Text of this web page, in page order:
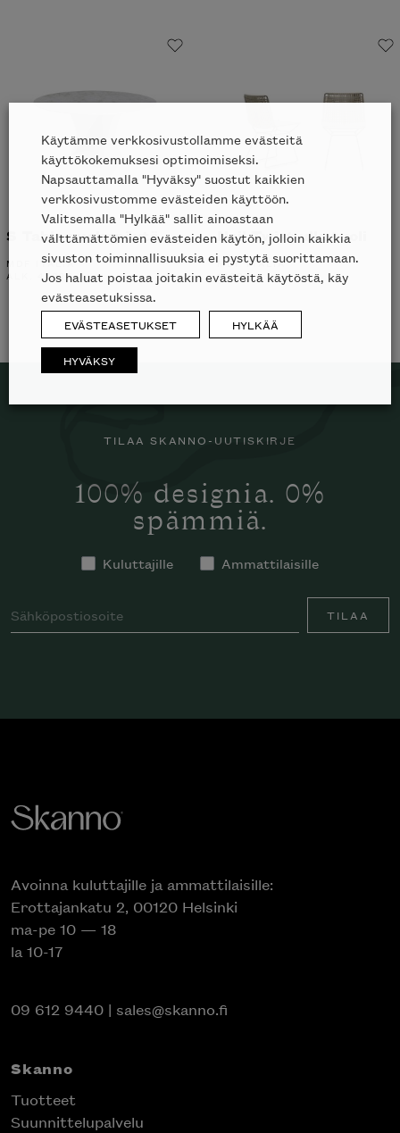
S Table ruokapöytä
MDF ITALIA
ALK. 4702 €
Neil Twist ulkotuoli
MDF ITALIA
1430€
TILAA SKANNO-UUTISKIRJE
100% designia. 0%
spämmiä.
Kuluttajille Ammattilaisille
TILAA
Avoinna kuluttajille ja ammattilaisille:
Erottajankatu 2, 00120 Helsinki
ma-pe 10 — 18
la 10-17
09 612 9440 | sales@skanno.fi
Skanno
Tuotteet
Suunnittelupalvelu
Käytämme verkkosivustollamme evästeitä
käyttökokemuksesi optimoimiseksi.
Napsauttamalla "Hyväksy" suostut kaikkien
verkkosivustomme evästeiden käyttöön.
Valitsemalla "Hylkää" sallit ainoastaan
välttämättömien evästeiden käytön, jolloin kaikkia
sivuston toiminnallisuuksia ei pystytä suorittamaan.
Jos haluat poistaa joitakin evästeitä käytöstä, käy
evästeasetuksissa.
EVÄSTEASETUKSET HYLKÄÄ
HYVÄKSY